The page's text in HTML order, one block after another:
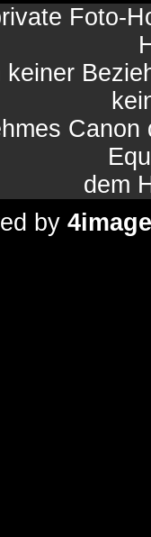
Foto-
dem
by